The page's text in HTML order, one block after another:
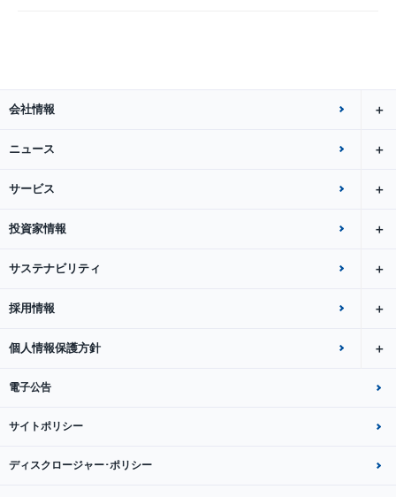
会社情報
ニュース
サービス
投資家情報
サステナビリティ
採用情報
個人情報保護方針
電子公告
サイトポリシー
ディスクロージャー･ポリシー